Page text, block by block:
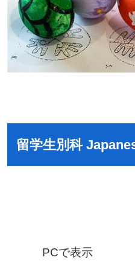
留学生別科
PCで表示